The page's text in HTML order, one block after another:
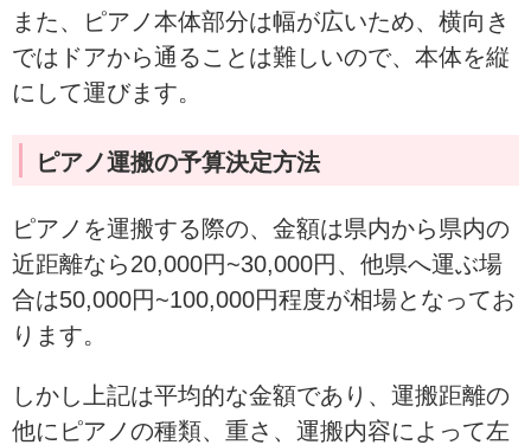
また、ピアノ本体部分は幅が広いため、横向き
ではドアから通ることは難しいので、本体を縦
にして運びます。
ピアノ運搬の予算決定方法
ピアノを運搬する際の、金額は県内から県内の
近距離なら20,000円~30,000円、他県へ運ぶ場
合は50,000円~100,000円程度が相場となってお
ります。
しかし上記は平均的な金額であり、運搬距離の
他にピアノの種類、重さ、運搬内容によって左